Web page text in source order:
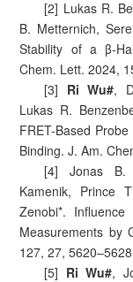
[2] Lukas R.
B. Metternich,
Stability of a β-
Chem. Lett. 2024,
[3] Ri Wu#,
Lukas R.
FRET-Based
Binding. J. Am.
[4] Jonas B.
Kamenik, Prince
Zenobi*.
Measurements by
127, 27,
[5] Ri Wu#,